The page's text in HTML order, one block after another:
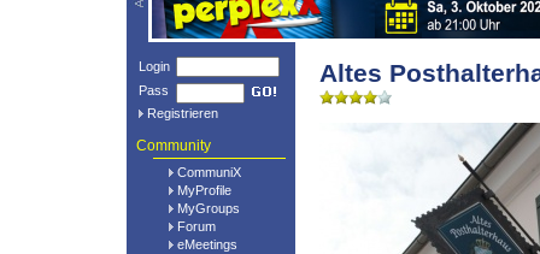
Login
Pass
Registrieren
Community
CommuniX
MyProfile
MyGroups
Forum
eMeetings
Altes